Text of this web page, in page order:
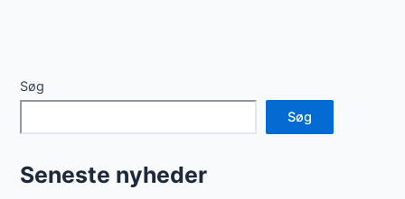
Søg
Søg
Seneste nyheder